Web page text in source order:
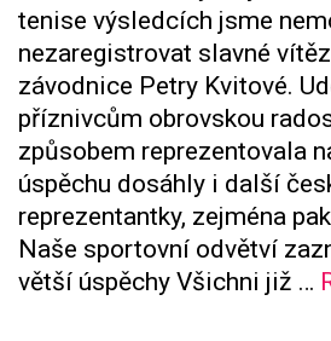
tenise výsledcích jsme
nezaregistrovat slavné
závodnice Petry Kvitové.
příznivcům obrovskou
způsobem reprezentovala
úspěchu dosáhly i další
reprezentantky, zejména
Naše sportovní odvětví
větší úspěchy Všichni již …